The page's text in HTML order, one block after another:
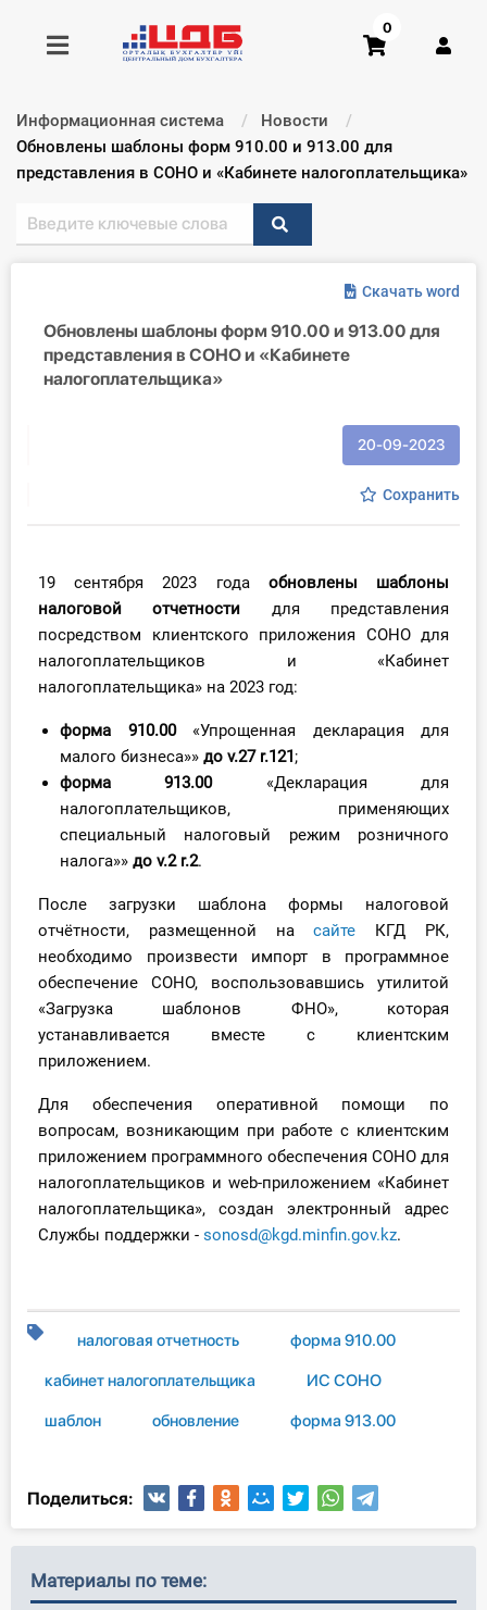
Получить консультацию
Главная ИС
Консультации
Справочник бухгалтера
Участник ВЭД
Практика ИП
Кадры. Труд. Зарплата.
Учет по отраслям
Интернет-магазин
О Системе
Обучение
Тестирование для
бухгалтера
0
Информационная система
Новости
Текущий:
Обновлены шаблоны форм 910.00 и 913.00 для
представления в СОНО и «Кабинете налогоплательщика»
Скачать word
Обновлены шаблоны форм 910.00 и 913.00 для
представления в СОНО и «Кабинете
налогоплательщика»
20-09-2023
Сохранить
19 сентября 2023 года обновлены шаблоны
налоговой отчетности для представления
посредством клиентского приложения СОНО для
налогоплательщиков и «Кабинет
налогоплательщика» на 2023 год:
форма 910.00«Упрощенная декларация для
малого бизнеса»» до v.27 r.121 ;
форма 913.00«Декларация для
налогоплательщиков, применяющих
специальный налоговый режим розничного
налога»» до v.2 r.2.
После загрузки шаблона формы налоговой
отчётности, размещенной насайте КГД РК,
необходимо произвести импорт в программное
обеспечение СОНО, воспользовавшись утилитой
«Загрузка шаблонов ФНО», которая
устанавливается вместе с клиентским
приложением.
Для обеспечения оперативной помощи по
вопросам, возникающим при работе с клиентским
приложением программного обеспечения СОНО для
налогоплательщиков и web-приложением «Кабинет
налогоплательщика», создан электронный адрес
Службы поддержки - sonosd@kgd.minfin.gov.kz.
налоговая отчетность форма 910.00
кабинет налогоплательщика ИС СОНО
шаблон обновление форма 913.00
Поделиться:
Материалы по теме: